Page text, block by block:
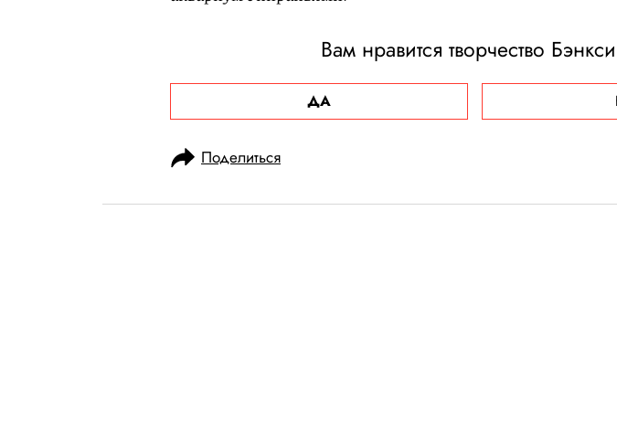
Вам нравится творчество
ДА
Поделиться